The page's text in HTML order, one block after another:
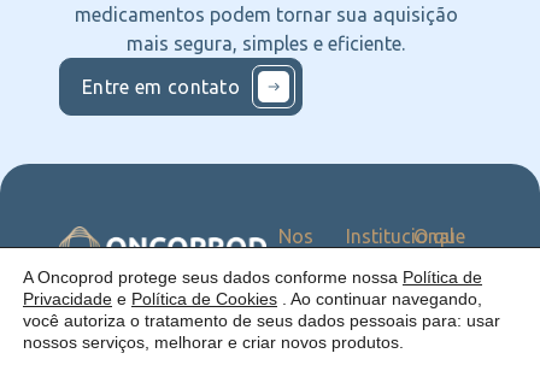
medicamentos podem tornar sua aquisição
mais segura, simples e eficiente.
Entre em contato
Uma empresa:
Institucional
somos
Como
atuamos
Estrutura
Blog
O que
Serviços
Catálogo
Nos
nas
Redes
A Oncoprod protege seus dados conforme nossa Política de
Privacidade e Política de Cookies . Ao continuar navegando,
você autoriza o tratamento de seus dados pessoais para: usar
nossos serviços, melhorar e criar novos produtos.